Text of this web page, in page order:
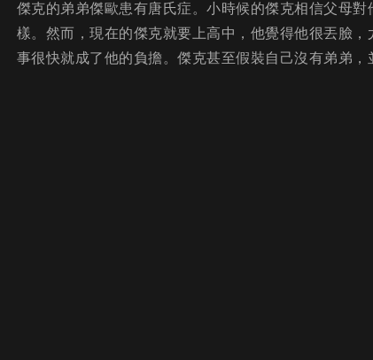
傑克的弟弟傑歐患有唐氏症。小時候的傑克相信父母
樣。然而，現在的傑克就要上高中，他覺得他很丟臉
事很快就成了他的負擔。傑克甚至假裝自己沒有弟弟